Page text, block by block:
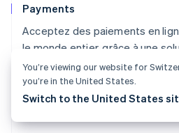
Payments
Acceptez des paiements en
le monde entier, grâce à une
adaptée à toutes les
Découvrir Payments
English
NederlandsEnglish
Pologne
English
Portugal
English简体中文
You’re viewing our website for
you’re in the United States.
Switch to the United States